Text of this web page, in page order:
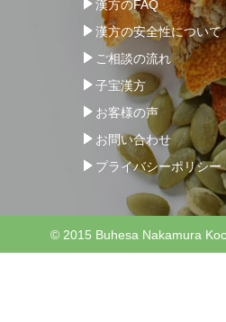
漢方のFAQ
漢方の安全性について
ご相談の流れ
子宝漢方
お客様の声
お問い合わせ
プライバシーポリシー
© 2015 Buhesa Nakamura